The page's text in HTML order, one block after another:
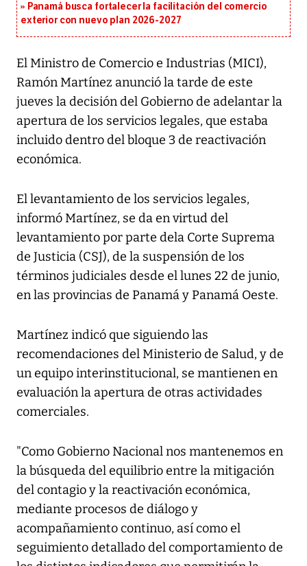
Panamá busca fortalecer la facilitación del comercio
exterior con nuevo plan 2026-2027
El Ministro de Comercio e Industrias (MICI),
Ramón Martínez anunció la tarde de este
jueves la decisión del Gobierno de adelantar la
apertura de los servicios legales, que estaba
incluido dentro del bloque 3 de reactivación
económica.
El levantamiento de los servicios legales,
informó Martínez, se da en virtud del
levantamiento por parte dela Corte Suprema
de Justicia (CSJ), de la suspensión de los
términos judiciales desde el lunes 22 de junio,
en las provincias de Panamá y Panamá Oeste.
Martínez indicó que siguiendo las
recomendaciones del Ministerio de Salud, y de
un equipo interinstitucional, se mantienen en
evaluación la apertura de otras actividades
comerciales.
"Como Gobierno Nacional nos mantenemos en
la búsqueda del equilibrio entre la mitigación
del contagio y la reactivación económica,
mediante procesos de diálogo y
acompañamiento continuo, así como el
seguimiento detallado del comportamiento de